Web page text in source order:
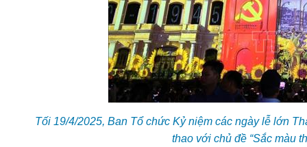
Tối 19/4/2025, Ban Tổ chức Kỷ niệm các ngày lễ lớn
thao với chủ đề “Sắc màu